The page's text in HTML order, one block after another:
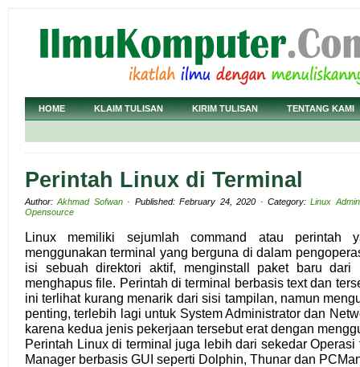
HOME KLAIM TULISAN KIRIM TULISAN TENTANG KAMI
Perintah Linux di Terminal
Author:Akhmad Sofwan· Published: February 24, 2020 · Category:Linux
Opensource
Linux memiliki sejumlah command atau perintah
menggunakan terminal yang berguna di dalam
isi sebuah direktori aktif, menginstall paket baru dari
menghapus file. Perintah di terminal berbasis text dan
ini terlihat kurang menarik dari sisi tampilan, namun
penting, terlebih lagi untuk System Administrator dan
karena kedua jenis pekerjaan tersebut erat dengan
Perintah Linux di terminal juga lebih dari sekedar
Manager berbasis GUI seperti Dolphin, Thunar dan